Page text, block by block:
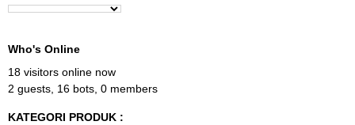
Who's Online
18 visitors online now
2 guests, 16 bots, 0 members
KATEGORI PRODUK :